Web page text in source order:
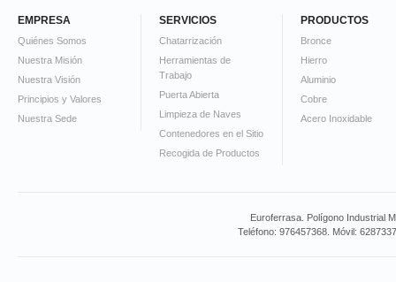
EMPRESA
Quiénes Somos
Nuestra Misión
Nuestra Visión
Principios y Valores
Nuestra Sede
SERVICIOS
Chatarrización
Herramientas de
Trabajo
Puerta Abierta
Limpieza de Naves
Contenedores en el Sitio
Recogida de Productos
PRODUCTOS
Bronce
Hierro
Aluminio
Cobre
Acero Inoxidable
Euroferrasa. Polígono Industrial
Teléfono: 976457368. Móvil: